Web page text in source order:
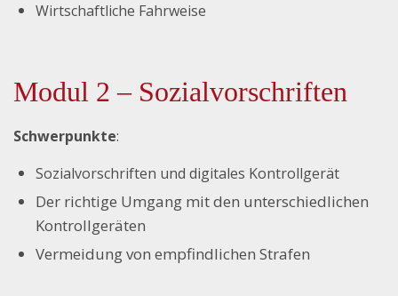
Wirtschaftliche Fahrweise
Modul 2 – Sozialvorschriften
Schwerpunkte:
Sozialvorschriften und digitales Kontrollgerät
Der richtige Umgang mit den unterschiedlichen
Kontrollgeräten
Vermeidung von empfindlichen Strafen